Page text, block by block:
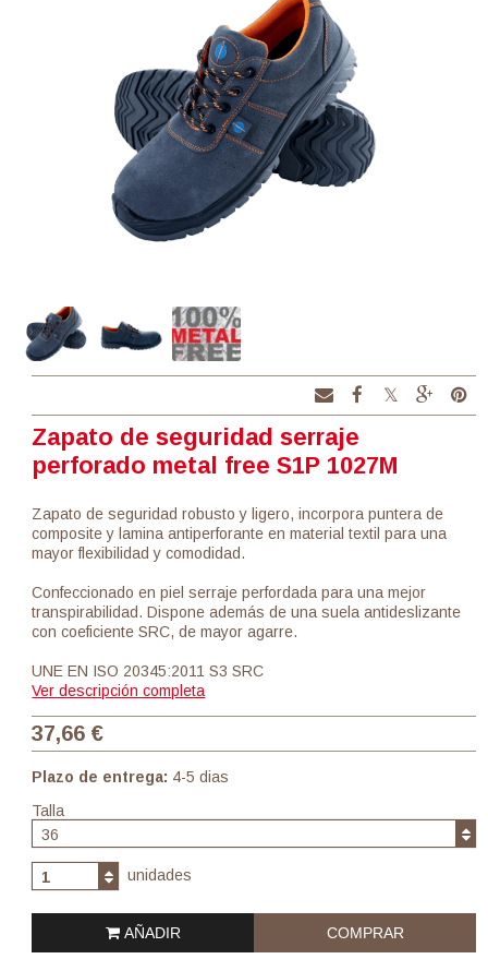
Zapato de seguridad serraje
perforado metal free S1P 1027M
Zapato de seguridad robusto y ligero, incorpora puntera de
composite y lamina antiperforante en material textil para una
mayor flexibilidad y comodidad.
Confeccionado en piel serraje perfordada para una mejor
transpirabilidad. Dispone además de una suela antideslizante
con coeficiente SRC, de mayor agarre.
UNE EN ISO 20345:2011 S3 SRC
Ver descripción completa
37,66 €
Plazo de entrega: 4-5 dias
Talla
36
1 unidades
AÑADIR COMPRAR